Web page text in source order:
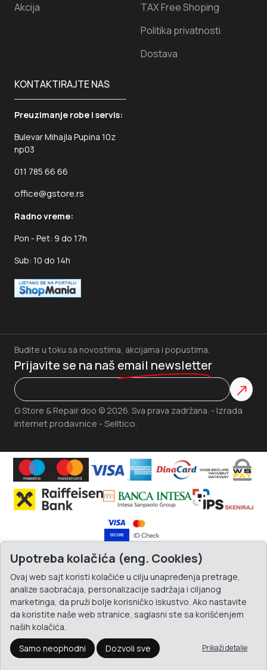
TAX Free Shoping
Politika privatnosti
Dostava
KONTAKTIRAJTE NAS
Preuzimanje robe i servis:
Bulevar Mihajla Pupina 10z
np03
011 785 66 66
office@gstore.rs
Radno vreme:
Pon - Pet: 9 do 17h
Sub: 10 do 14h
Akcija
G Store & Repair doo © 2026. Sva prava zadržana. - Izrada
internet prodavnice - Selltico.
Budite u toku sa novostima, akcijama i popustima.
Prijavite se na naš email newsletter
Upotreba kolačića (eng. Cookies)
Ovaj web sajt koristi kolačiće u cilju unapređenja pretrage,
analize saobraćaja, personalizacije sadržaja i ciljanog
marketinga, da pruži bolje korisničko iskustvo. Ako nastavite
da koristite naše web stranice, saglasni ste sa korišćenjem
naših kolačića.
Samo neophodni
Dozvoli sve Prikaži detalje